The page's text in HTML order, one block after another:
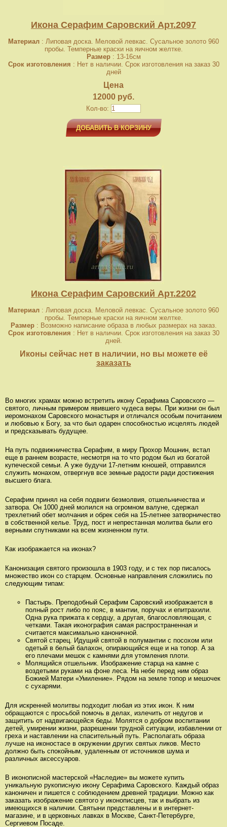
Икона Серафим Саровский Арт.2097
Материал : Липовая доска. Меловой левкас. Сусальное золото 960
пробы. Темперные краски на яичном желтке.
Размер: 13-16см
Срок изготовления : Нет в наличии. Срок изготовления на заказ 30
дней
Цена
12000 руб.
Кол-во:
ДОБАВИТЬ В КОРЗИНУ
Икона Серафим Саровский Арт.2202
Материал : Липовая доска. Меловой левкас. Сусальное золото 960
пробы. Темперные краски на яичном желтке.
Размер: Возможно написание образа в любых размерах на заказ.
Срок изготовления : Нет в наличии. Срок изготовления на заказ 30
дней.
Иконы сейчас нет в наличии, но вы можете её
заказать
Во многих храмах можно встретить икону Серафима Саровского —
святого, личным примером явившего чудеса веры. При жизни он был
иеромонахом Саровского монастыря и отличался особым почитанием
и любовью к Богу, за что был одарен способностью исцелять людей
и предсказывать будущее.
На путь подвижничества Серафим, в миру Прохор Мошнин, встал
еще в раннем возрасте, несмотря на то что родом был из богатой
купеческой семьи. А уже будучи 17-летним юношей, отправился
служить монахом, отвергнув все земные радости ради достижения
высшего блага.
Серафим принял на себя подвиги безмолвия, отшельничества и
затвора. Он 1000 дней молился на огромном валуне, сдержал
трехлетний обет молчания и обрек себя на 15-летнее затворничество
в собственной келье. Труд, пост и непрестанная молитва были его
верными спутниками на всем жизненном пути.
Как изображается на иконах?
Канонизация святого произошла в 1903 году, и с тех пор писалось
множество икон со старцем. Основные направления сложились по
следующим типам:
Пастырь. Преподобный Серафим Саровский изображается в
полный рост либо по пояс, в мантии, поручах и епитрахили.
Одна рука прижата к сердцу, а другая, благословляющая, с
четками. Такая иконография самая распространенная и
считается максимально каноничной.
Святой старец. Идущий святой в полумантии с посохом или
одетый в белый балахон, опирающийся еще и на топор. А за
его плечами мешок с камнями для утомления плоти.
Молящийся отшельник. Изображение старца на камне с
воздетыми руками на фоне леса. На небе перед ним образ
Божией Матери «Умиление». Рядом на земле топор и мешочек
с сухарями.
Для искренней молитвы подходит любая из этих икон. К ним
обращаются с просьбой помочь в делах, излечить от недугов и
защитить от надвигающейся беды. Молятся о добром воспитании
детей, умирении жизни, разрешении трудной ситуации, избавлении от
греха и наставлении на спасительный путь. Располагать образа
лучше на иконостасе в окружении других святых ликов. Место
должно быть спокойным, удаленным от источников шума и
различных аксессуаров.
В иконописной мастерской «Наследие» вы можете купить
уникальную рукописную икону Серафима Саровского. Каждый образ
каноничен и пишется с соблюдением древней традиции. Можно как
заказать изображение святого у иконописцев, так и выбрать из
имеющихся в наличии. Святыни представлены и в интернет-
магазине, и в церковных лавках в Москве, Санкт-Петербурге,
Сергиевом Посаде.